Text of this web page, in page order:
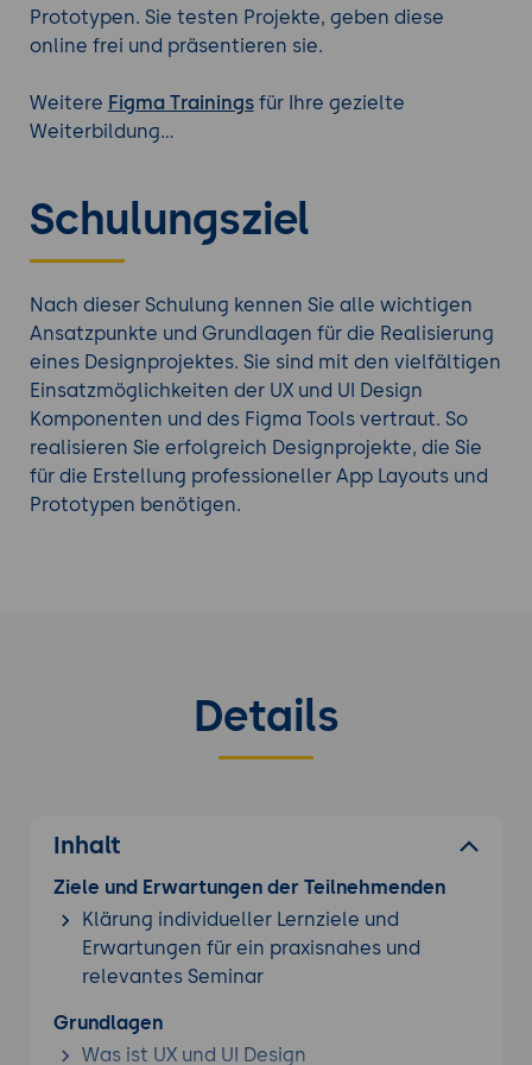
Prototypen. Sie testen Projekte, geben diese
online frei und präsentieren sie.
Weitere Figma Trainingsfür Ihre gezielte
Weiterbildung...
Schulungsziel
Nach dieser Schulung kennen Sie alle wichtigen
Ansatzpunkte und Grundlagen für die Realisierung
eines Designprojektes. Sie sind mit den vielfältigen
Einsatzmöglichkeiten der UX und UI Design
Komponenten und des Figma Tools vertraut. So
realisieren Sie erfolgreich Designprojekte, die Sie
für die Erstellung professioneller App Layouts und
Prototypen benötigen.
Details
Inhalt
Ziele und Erwartungen der Teilnehmenden
Klärung individueller Lernziele und
Erwartungen für ein praxisnahes und
relevantes Seminar
Grundlagen
Was ist UX und UI Design